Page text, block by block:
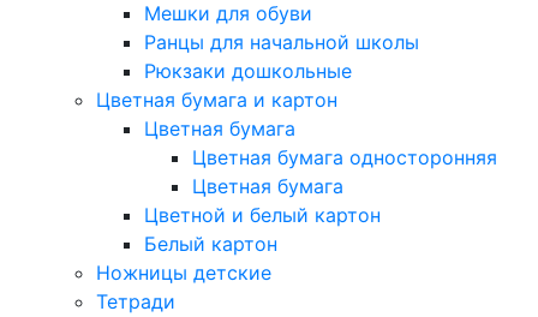
Мешки для обуви
Ранцы для начальной школы
Рюкзаки дошкольные
Цветная бумага и картон
Цветная бумага
Цветная бумага односторонняя
Цветная бумага
Цветной и белый картон
Белый картон
Ножницы детские
Тетради